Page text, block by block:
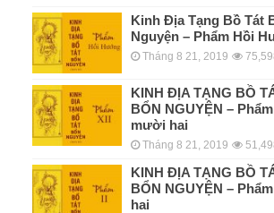
Kinh Địa Tạng Bồ Tát
Nguyện – Phẩm Hồi
Tháng 8 21, 2019
KINH ÐỊA TẠNG BỒ
BỔN NGUYỆN –
mười hai
Tháng 8 21, 2019
KINH ÐỊA TẠNG BỒ
BỔN NGUYỆN –
hai